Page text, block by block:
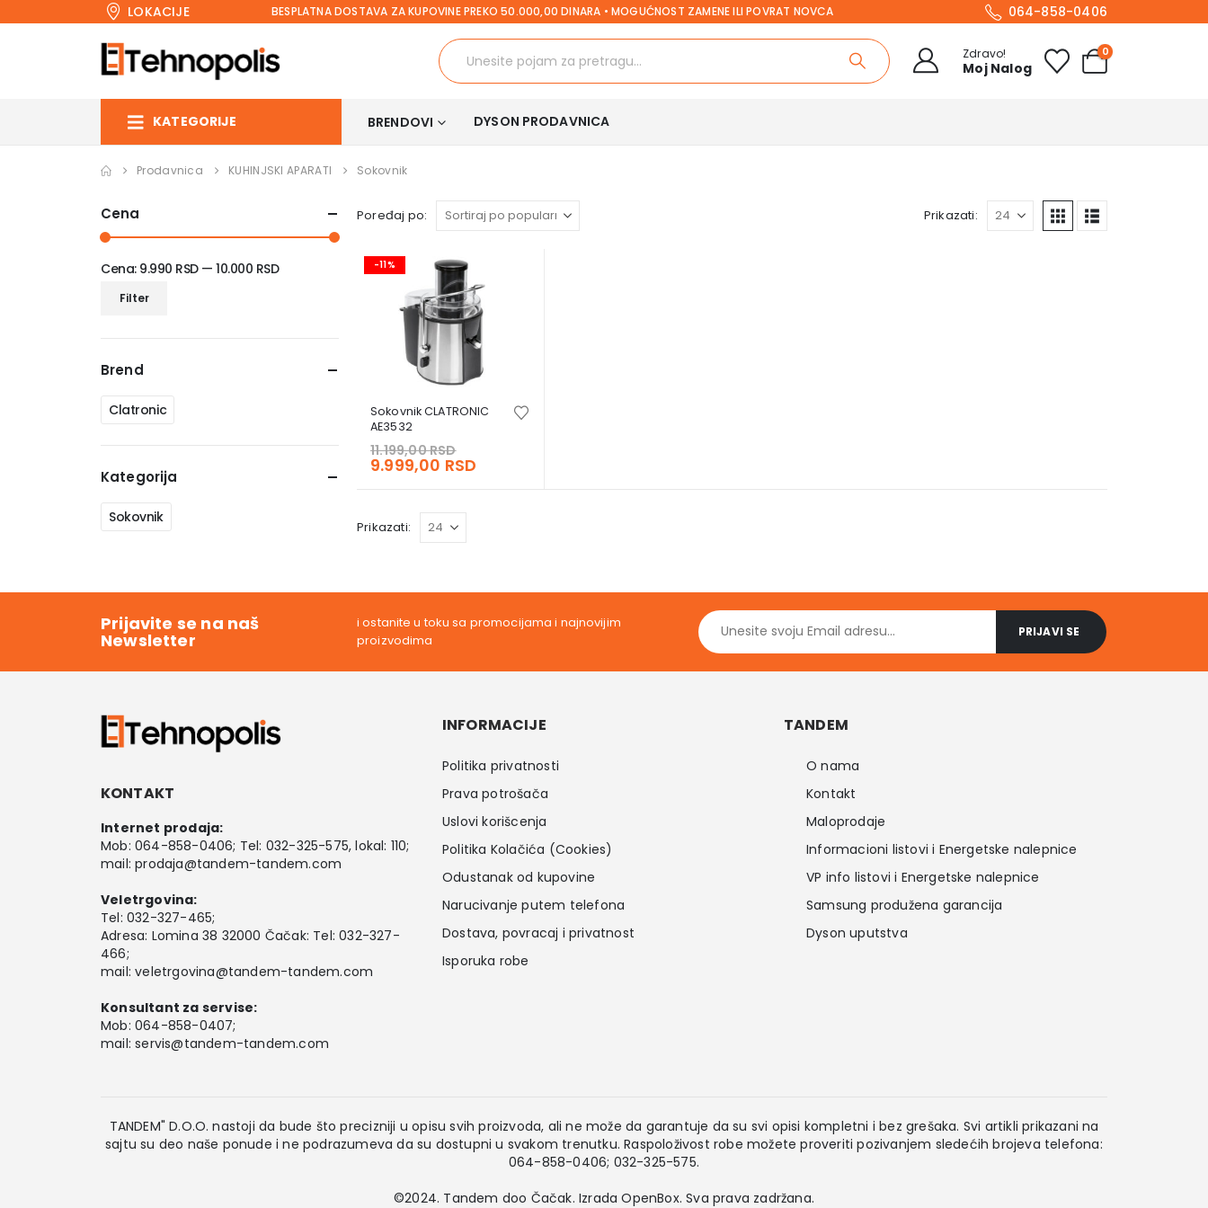
LOKACIJE BESPLATNA DOSTAVA ZA KUPOVINE PREKO 50.000,00 DINARA • MOGUĆNOST ZAMENE ILI POVRAT NOVCA 064-858-0406
Zdravo!
Moj Nalog
0
KATEGORIJE BRENDOVI DYSON PRODAVNICA
Prodavnica KUHINJSKI APARATI Sokovnik
Poređaj po: Prikazati:
-11%
Sokovnik CLATRONIC
AE3532
11.199,00RSD
price
11.199,00 RSD.
9.999,00 RSD
is:
Prikazati:
Cena
Minimalna
Maksimalna
Filter
Cena: 9.990 RSD —10.000 RSD
Brend
Clatronic
Kategorija
Sokovnik
Prijavite se na naš
Newsletter
i ostanite u toku sa promocijama i najnovijim
proizvodima
KONTAKT
Internet prodaja:
Mob: 064-858-0406; Tel: 032-325-575, lokal: 110;
mail:prodaja@tandem-tandem.com
Veletrgovina:
Tel: 032-327-465;
Adresa: Lomina 38 32000 Čačak: Tel: 032-327-
466;
mail:veletrgovina@tandem-tandem.com
Konsultant za servise:
Mob: 064-858-0407;
mail:servis@tandem-tandem.com
INFORMACIJE
Politika privatnosti
Prava potrošača
Uslovi korišcenja
Politika Kolačića (Cookies)
Odustanak od kupovine
Narucivanje putem telefona
Dostava, povracaj i privatnost
Isporuka robe
TANDEM
O nama
Kontakt
Maloprodaje
Informacioni listovi i Energetske nalepnice
VP info listovi i Energetske nalepnice
Samsung produžena garancija
Dyson uputstva
TANDEM" D.O.O. nastoji da bude što precizniji u opisu svih proizvoda, ali ne može da garantuje da su svi opisi kompletni i bez grešaka. Svi artikli prikazani na
sajtu su deo naše ponude i ne podrazumeva da su dostupni u svakom trenutku. Raspoloživost robe možete proveriti pozivanjem sledećih brojeva telefona:
064-858-0406; 032-325-575.
©2024. Tandem doo Čačak. IzradaOpenBox. Sva prava zadržana.